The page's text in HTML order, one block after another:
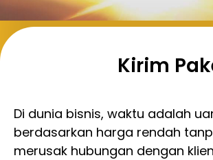
Kirim
Di dunia bisnis, waktu adalah
berdasarkan harga rendah
merusak hubungan dengan